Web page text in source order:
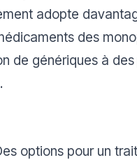
adopte
des
de génériques à des
options pour un